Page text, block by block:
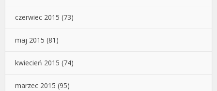
czerwiec 2015 (73)
maj 2015 (81)
kwiecień 2015 (74)
marzec 2015 (95)